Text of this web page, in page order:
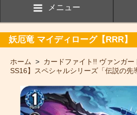
メニュー
妖厄竜 マイディローグ【RRR】
ホーム > カードファイト!! ヴァンガー
SS16】スペシャルシリーズ「伝説の先